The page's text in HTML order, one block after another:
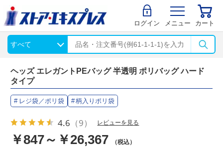
ログイン メニュー カート
ヘッズ エレガントPEバッグ 半透明 ポリバッグ ハード
タイプ
レジ袋／ポリ袋 柄入りポリ袋
4.6 （9） レビューを見る
￥847～￥26,367 （税込）